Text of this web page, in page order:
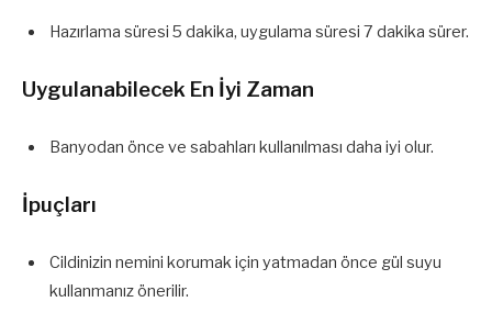
Hazırlama süresi 5 dakika, uygulama süresi 7 dakika sürer.
Uygulanabilecek En İyi Zaman
Banyodan önce ve sabahları kullanılması daha iyi olur.
İpuçları
Cildinizin nemini korumak için yatmadan önce gül suyu
kullanmanız önerilir.